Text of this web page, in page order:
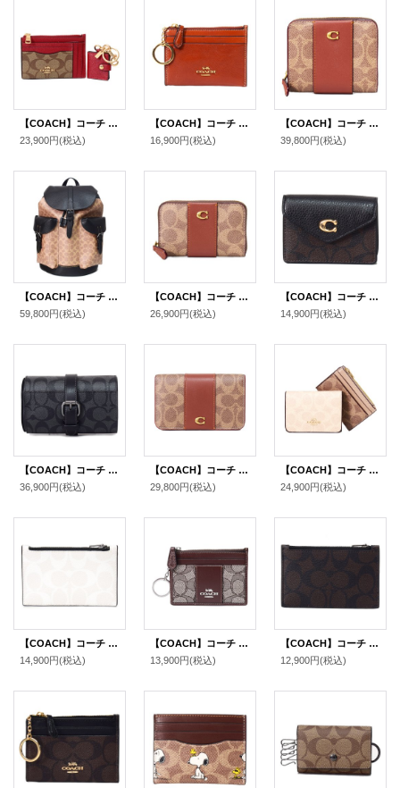
【COACH】コーチ コーティングキャンバス クロスグレインレザー シグネチャー XL ミニ スキニー IDケース カードケース+ピクチャー バッグチャーム 専用BOX付 2点セット カーキ×レッド（日本未発売）
23,900円(税込)
【COACH】コーチ カードケース クリンクル レザー ロゴ キーリング付き ミニ スキニー IDケース コインケース シナモン（日本未発売）
16,900円(税込)
【COACH】コーチ 財布 コーティングキャンバス レザー シグネチャー カラーブラック ビルフォールド ロゴ スナップ ウォレット 二つ折り 財布 タンキャラメル（日本未発売）
39,800円(税込)
【COACH】コーチ メンズ バックパック コーティングキャンバス レザー シグネチャー ワーナー ラージ リュックサック バッグ タン×ブラック〔日本未発売〕
59,800円(税込)
【COACH】コーチ カードケース コーティングキャンバス レザー シグネチャー エッセンシャル スモール ジップ アラウンド スクエア スリム コインケース タンキャラメル（日本未発売）
26,900円(税込)
【COACH】コーチ コーティングキャンバス ぺブルレザー シグネチャー タミー カードケース カードポーチ 定期入れ 名刺入れ コインケース ブラウン×ブラック（日本未発売）
14,900円(税込)
【COACH】コーチ コーティングキャンバス レザー シグネチャー バックル ウォッチ ロール 腕時計 ケース チャコール×ブラック〔日本未発売〕
36,900円(税込)
【COACH】コーチ カードケース コーティングキャンバス レザー シグネチャー エッセンシャル スリム カードケース 二つ折り コインケース パスケース 定期入れ 名刺入れ タンキャラメル（日本未発売）
29,800円(税込)
【COACH】コーチ 財布 カードケース付き コーティングキャンバス レザー シグネチャー ブロックド ウォレット コンパクト 三つ折り財布 サンド×タン（日本未発売）
24,900円(税込)
【COACH】コーチ コーティングキャンバス レザー シグネチャー ジップ カードケース コインケース 小銭入れ チャーク×ブラックマルチ〔日本未発売〕
14,900円(税込)
【COACH】コーチ コインケース ジャガード レザー シグネチャー キーリング付き ミニ スキニー IDケース 小銭入れ オーク×マップル（日本未発売）
13,900円(税込)
【COACH】コーチ コーティングキャンバス レザー シグネチャー ジップ カードケース コインケース 小銭入れ マホガニー×カーキ〔日本未発売〕
12,900円(税込)